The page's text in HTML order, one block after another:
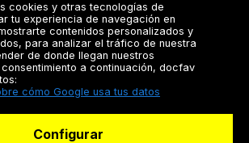
Registrarse
cookies y otras tecnologías de
tu experiencia de navegación en
contenidos personalizados y
para analizar el tráfico de nuestra
de donde llegan nuestros
a continuación, docfav
cómo Google usa tus datos
Configurar